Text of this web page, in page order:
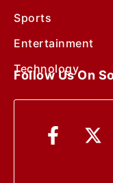
Sports
Entertainment
Technology
Follow Us On